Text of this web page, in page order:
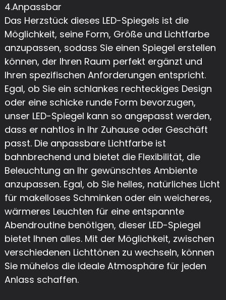
4.Anpassbar
Das Herzstück dieses LED-Spiegels ist die
Möglichkeit, seine Form, Größe und Lichtfarbe
anzupassen, sodass Sie einen Spiegel erstellen
können, der Ihren Raum perfekt ergänzt und
Ihren spezifischen Anforderungen entspricht.
Egal, ob Sie ein schlankes rechteckiges Design
oder eine schicke runde Form bevorzugen,
unser LED-Spiegel kann so angepasst werden,
dass er nahtlos in Ihr Zuhause oder Geschäft
passt. Die anpassbare Lichtfarbe ist
bahnbrechend und bietet die Flexibilität, die
Beleuchtung an Ihr gewünschtes Ambiente
anzupassen. Egal, ob Sie helles, natürliches Licht
für makelloses Schminken oder ein weicheres,
wärmeres Leuchten für eine entspannte
Abendroutine benötigen, dieser LED-Spiegel
bietet Ihnen alles. Mit der Möglichkeit, zwischen
verschiedenen Lichttönen zu wechseln, können
Sie mühelos die ideale Atmosphäre für jeden
Anlass schaffen.